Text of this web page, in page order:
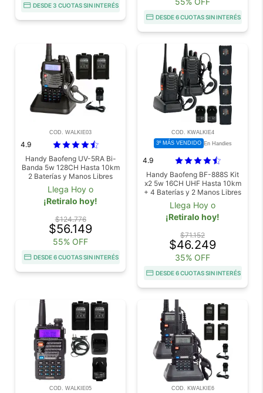
DESDE 3 CUOTAS SIN INTERÉS
DESDE 6 CUOTAS SIN INTERÉS
COD. WALKIE03
4.9
Handy Baofeng UV-5RA Bi-
Banda 5w 128CH Hasta 10km
2 Baterías y Manos Libres
Llega Hoy o
¡Retiralo hoy!
$124.776
$56.149
55% OFF
DESDE 6 CUOTAS SIN INTERÉS
COD. KWALKIE4
3º MÁS VENDIDO En Handies
4.9
Handy Baofeng BF-888S Kit
x2 5w 16CH UHF Hasta 10km
+ 4 Baterías y 2 Manos Libres
Llega Hoy o
¡Retiralo hoy!
$71.152
$46.249
35% OFF
DESDE 6 CUOTAS SIN INTERÉS
COD. WALKIE05
COD. KWALKIE6